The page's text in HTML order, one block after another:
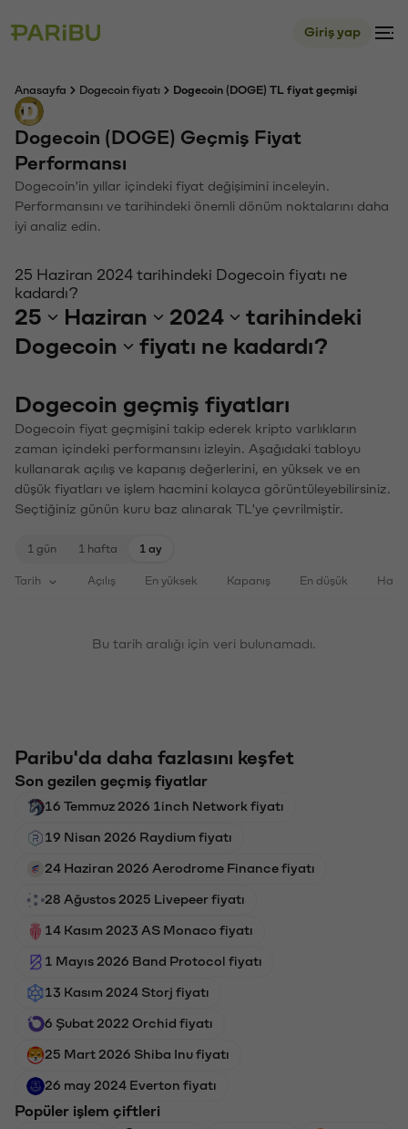
Giriş yap
Anasayfa Dogecoin fiyatı Dogecoin (DOGE) TL fiyat geçmişi
Dogecoin (DOGE) Geçmiş Fiyat
Performansı
Dogecoin'in yıllar içindeki fiyat değişimini inceleyin.
Performansını ve tarihindeki önemli dönüm noktalarını daha
iyi analiz edin.
25 Haziran 2024 tarihindeki Dogecoin fiyatı ne
kadardı?
25 Haziran 2024
tarihindeki
Dogecoin
fiyatı ne kadardı?
Dogecoin geçmiş fiyatları
Dogecoin fiyat geçmişini takip ederek kripto varlıkların
zaman içindeki performansını izleyin. Aşağıdaki tabloyu
kullanarak açılış ve kapanış değerlerini, en yüksek ve en
düşük fiyatları ve işlem hacmini kolayca görüntüleyebilirsiniz.
Seçtiğiniz günün kuru baz alınarak TL'ye çevrilmiştir.
1 gün 1 hafta 1 ay
Tarih Açılış En yüksek Kapanış En düşük
Bu tarih aralığı için veri bulunamadı.
Paribu'da daha fazlasını keşfet
Son gezilen geçmiş fiyatlar
16 Temmuz 2026 1inch Network fiyatı
19 Nisan 2026 Raydium fiyatı
24 Haziran 2026 Aerodrome Finance fiyatı
28 Ağustos 2025 Livepeer fiyatı
14 Kasım 2023 AS Monaco fiyatı
1 Mayıs 2026 Band Protocol fiyatı
13 Kasım 2024 Storj fiyatı
6 Şubat 2022 Orchid fiyatı
25 Mart 2026 Shiba Inu fiyatı
26 may 2024 Everton fiyatı
Popüler işlem çiftleri